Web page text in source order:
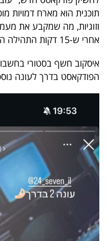
5
המילון
הכלכלי
פודקאסט
40
UNDER
40
שיתופי
פעולה
דרושים
תוכנית הוא מארח דמויות
וזוגיות, מה שמקבע את
אחרי ש-15 דקות התהילה היו אמורות להסתיים.
איסקוב חשף בסטורי
הפודקאסט בדרך לעונה נוספת.